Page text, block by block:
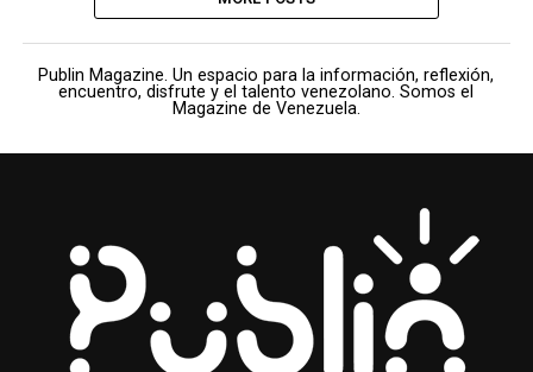
Publin Magazine. Un espacio para la información, reflexión,
encuentro, disfrute y el talento venezolano. Somos el
Magazine de Venezuela.